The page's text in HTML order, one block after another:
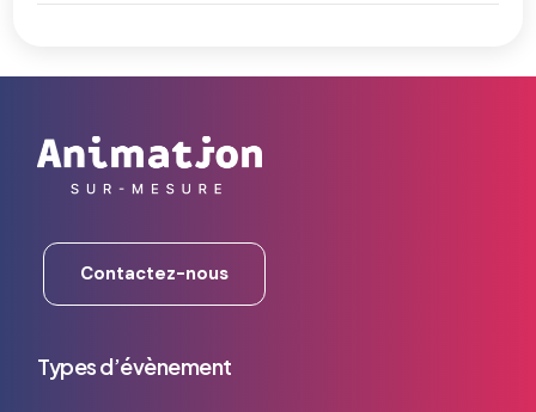
Contactez-nous
Types d’évènement